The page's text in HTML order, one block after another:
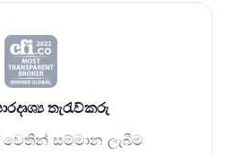
තැරැව්කරු
වෙතින් සම්මාන ලැබීම